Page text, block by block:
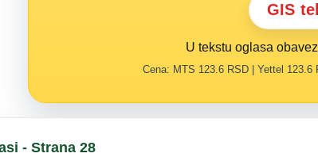
GIS
U tekstu oglasa
Cena: MTS 123.6 RSD | Yettel 123.6
- Strana 28